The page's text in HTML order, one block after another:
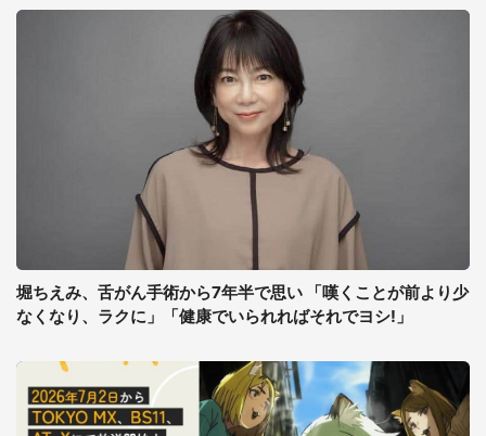
堀ちえみ、舌がん手術から7年半で思い 「嘆くことが前より少
なくなり、ラクに」「健康でいられればそれでヨシ!」